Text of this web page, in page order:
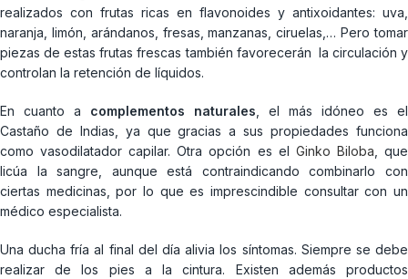
realizados con frutas ricas en flavonoides y antixoidantes: uva,
naranja, limón, arándanos, fresas, manzanas, ciruelas,… Pero tomar
piezas de estas frutas frescas también favorecerán la circulación y
controlan la retención de líquidos.
En cuanto a complementos naturales , el más idóneo es el
Castaño de Indias, ya que gracias a sus propiedades funciona
como vasodilatador capilar. Otra opción es el Ginko Biloba , que
licúa la sangre, aunque está contraindicando combinarlo con
ciertas medicinas, por lo que es imprescindible consultar con un
médico especialista.
Una ducha fría al final del día alivia los síntomas. Siempre se debe
realizar de los pies a la cintura. Existen además productos